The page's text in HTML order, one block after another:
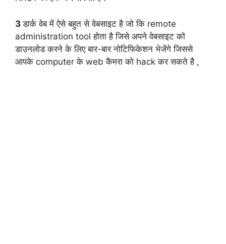
3डार्क वेब में ऐसे बहुत से वेबसाइट है जो कि remote
administration tool होता है जिसे अपने वेबसाइट को
डाउनलोड करने के लिए बार-बार नोटिफिकेशन भेजेंगे जिससे
आपके computer के web कैमरा को hack कर सकते है ,